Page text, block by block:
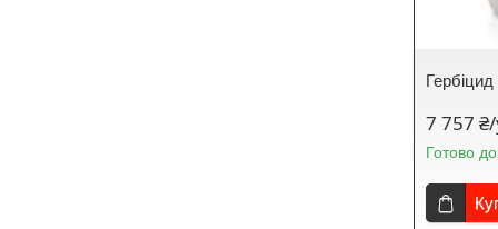
7 757
Готово